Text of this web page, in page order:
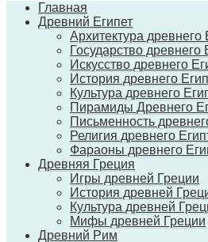
Главная
Древний Египет
Архитектура древнего
Государство древнего
Искусство древнего
История древнего
Культура древнего
Пирамиды Древнего
Письменность
Религия древнего
Фараоны древнего
Древняя Греция
Игры древней Греции
История древней
Культура древней
Мифы древней Греции
Древний Рим